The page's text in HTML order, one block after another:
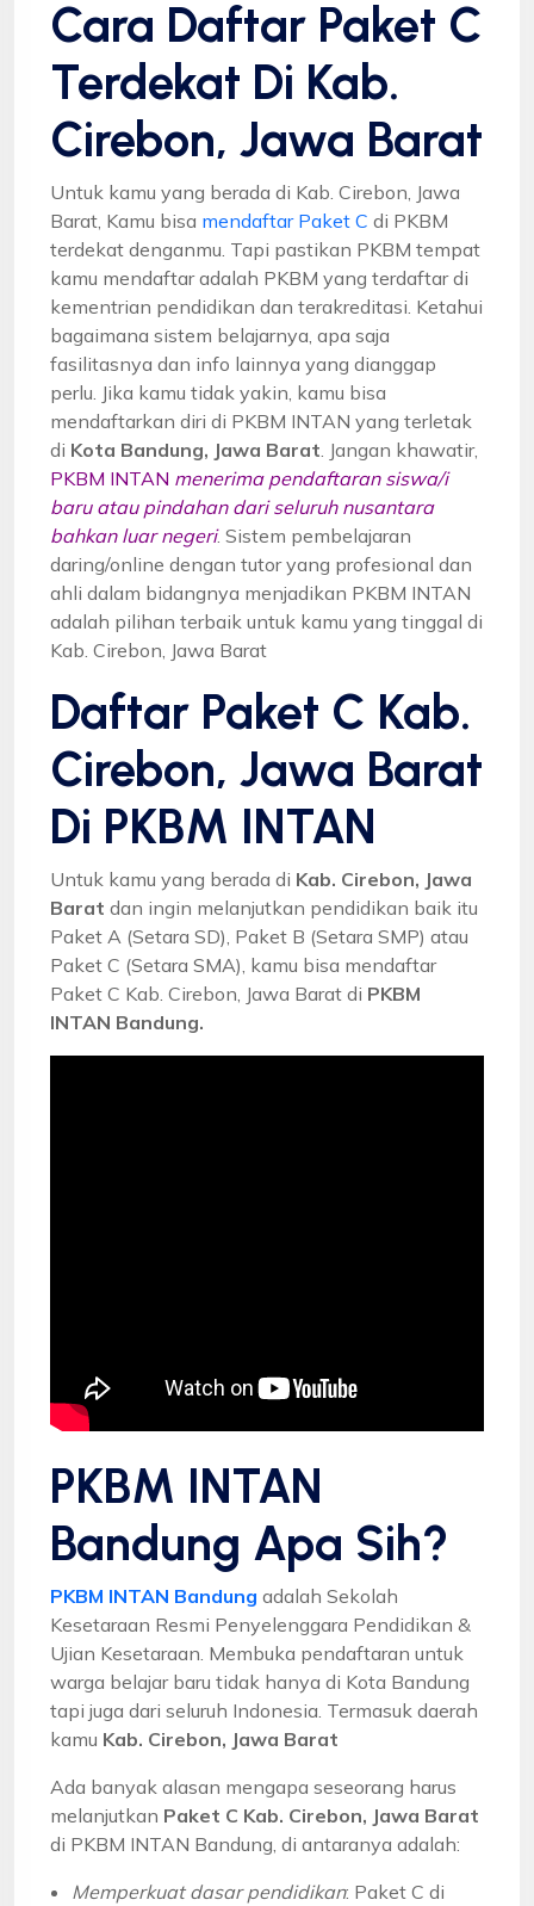
Cara Daftar Paket C
Terdekat Di Kab.
Cirebon, Jawa Barat
Untuk kamu yang berada di Kab. Cirebon, Jawa
Barat, Kamu bisa mendaftar Paket C di PKBM
terdekat denganmu. Tapi pastikan PKBM tempat
kamu mendaftar adalah PKBM yang terdaftar di
kementrian pendidikan dan terakreditasi. Ketahui
bagaimana sistem belajarnya, apa saja
fasilitasnya dan info lainnya yang dianggap
perlu. Jika kamu tidak yakin, kamu bisa
mendaftarkan diri di PKBM INTAN yang terletak
di Kota Bandung, Jawa Barat . Jangan khawatir,
PKBM INTAN menerima pendaftaran siswa/i
baru atau pindahan dari seluruh nusantara
bahkan luar negeri. Sistem pembelajaran
daring/online dengan tutor yang profesional dan
ahli dalam bidangnya menjadikan PKBM INTAN
adalah pilihan terbaik untuk kamu yang tinggal di
Kab. Cirebon, Jawa Barat
Daftar Paket C Kab.
Cirebon, Jawa Barat
Di PKBM INTAN
Untuk kamu yang berada di Kab. Cirebon, Jawa
Barat dan ingin melanjutkan pendidikan baik itu
Paket A (Setara SD), Paket B (Setara SMP) atau
Paket C (Setara SMA), kamu bisa mendaftar
Paket C Kab. Cirebon, Jawa Barat di PKBM
INTAN Bandung.
PKBM INTAN
Bandung Apa Sih?
PKBM INTAN Bandung adalah Sekolah
Kesetaraan Resmi Penyelenggara Pendidikan &
Ujian Kesetaraan. Membuka pendaftaran untuk
warga belajar baru tidak hanya di Kota Bandung
tapi juga dari seluruh Indonesia. Termasuk daerah
kamu Kab. Cirebon, Jawa Barat
Ada banyak alasan mengapa seseorang harus
melanjutkan Paket C Kab. Cirebon, Jawa Barat
di PKBM INTAN Bandung, di antaranya adalah:
Memperkuat dasar pendidikan: Paket C di